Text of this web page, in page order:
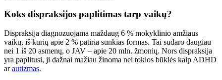
Koks dispraksijos paplitimas tarp vaikų?
Dispraksija diagnozuojama maždaug 6 % mokyklinio amžiaus
vaikų, iš kurių apie 2 % patiria sunkias formas. Tai sudaro daugiau
nei 1 iš 20 asmenų, o JAV – apie 20 mln. žmonių. Nors dispraksija
yra paplitusi, ji dažnai mažiau žinoma nei tokios būklės kaip ADHD
arautizmas.